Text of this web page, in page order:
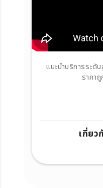
แนะนำบริการระดั
ราคา
เกี่ยว